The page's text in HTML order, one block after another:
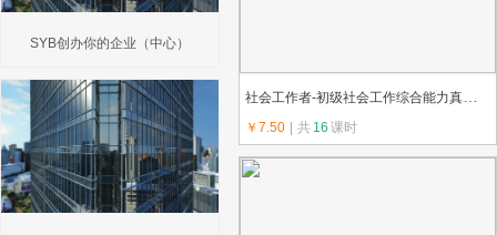
SYB创办你的企业（中心）
￥7.50 共 16 课时
上传教师：思